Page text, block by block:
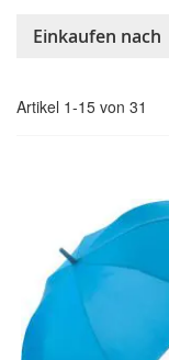
Artikel 1-15 von 31
Einkaufen nach